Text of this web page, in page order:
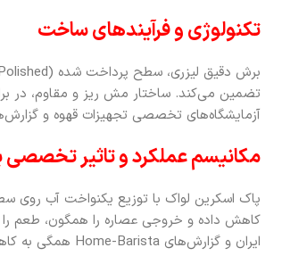
تکنولوژی و فرآیندهای ساخت
تضمین می‌کند. ساختار مش ریز و مقاوم، در
آزمایشگاه‌های تخصصی تجهیزات قهوه و
مکانیسم عملکرد و تاثیر تخصصی
کاهش داده و خروجی عصاره را همگون، طعم را
ایران و گزارش‌های Home-Barista همگی به کاهش سوختگی قهوه و افزایش شفافیت طعم اشاره دارند.